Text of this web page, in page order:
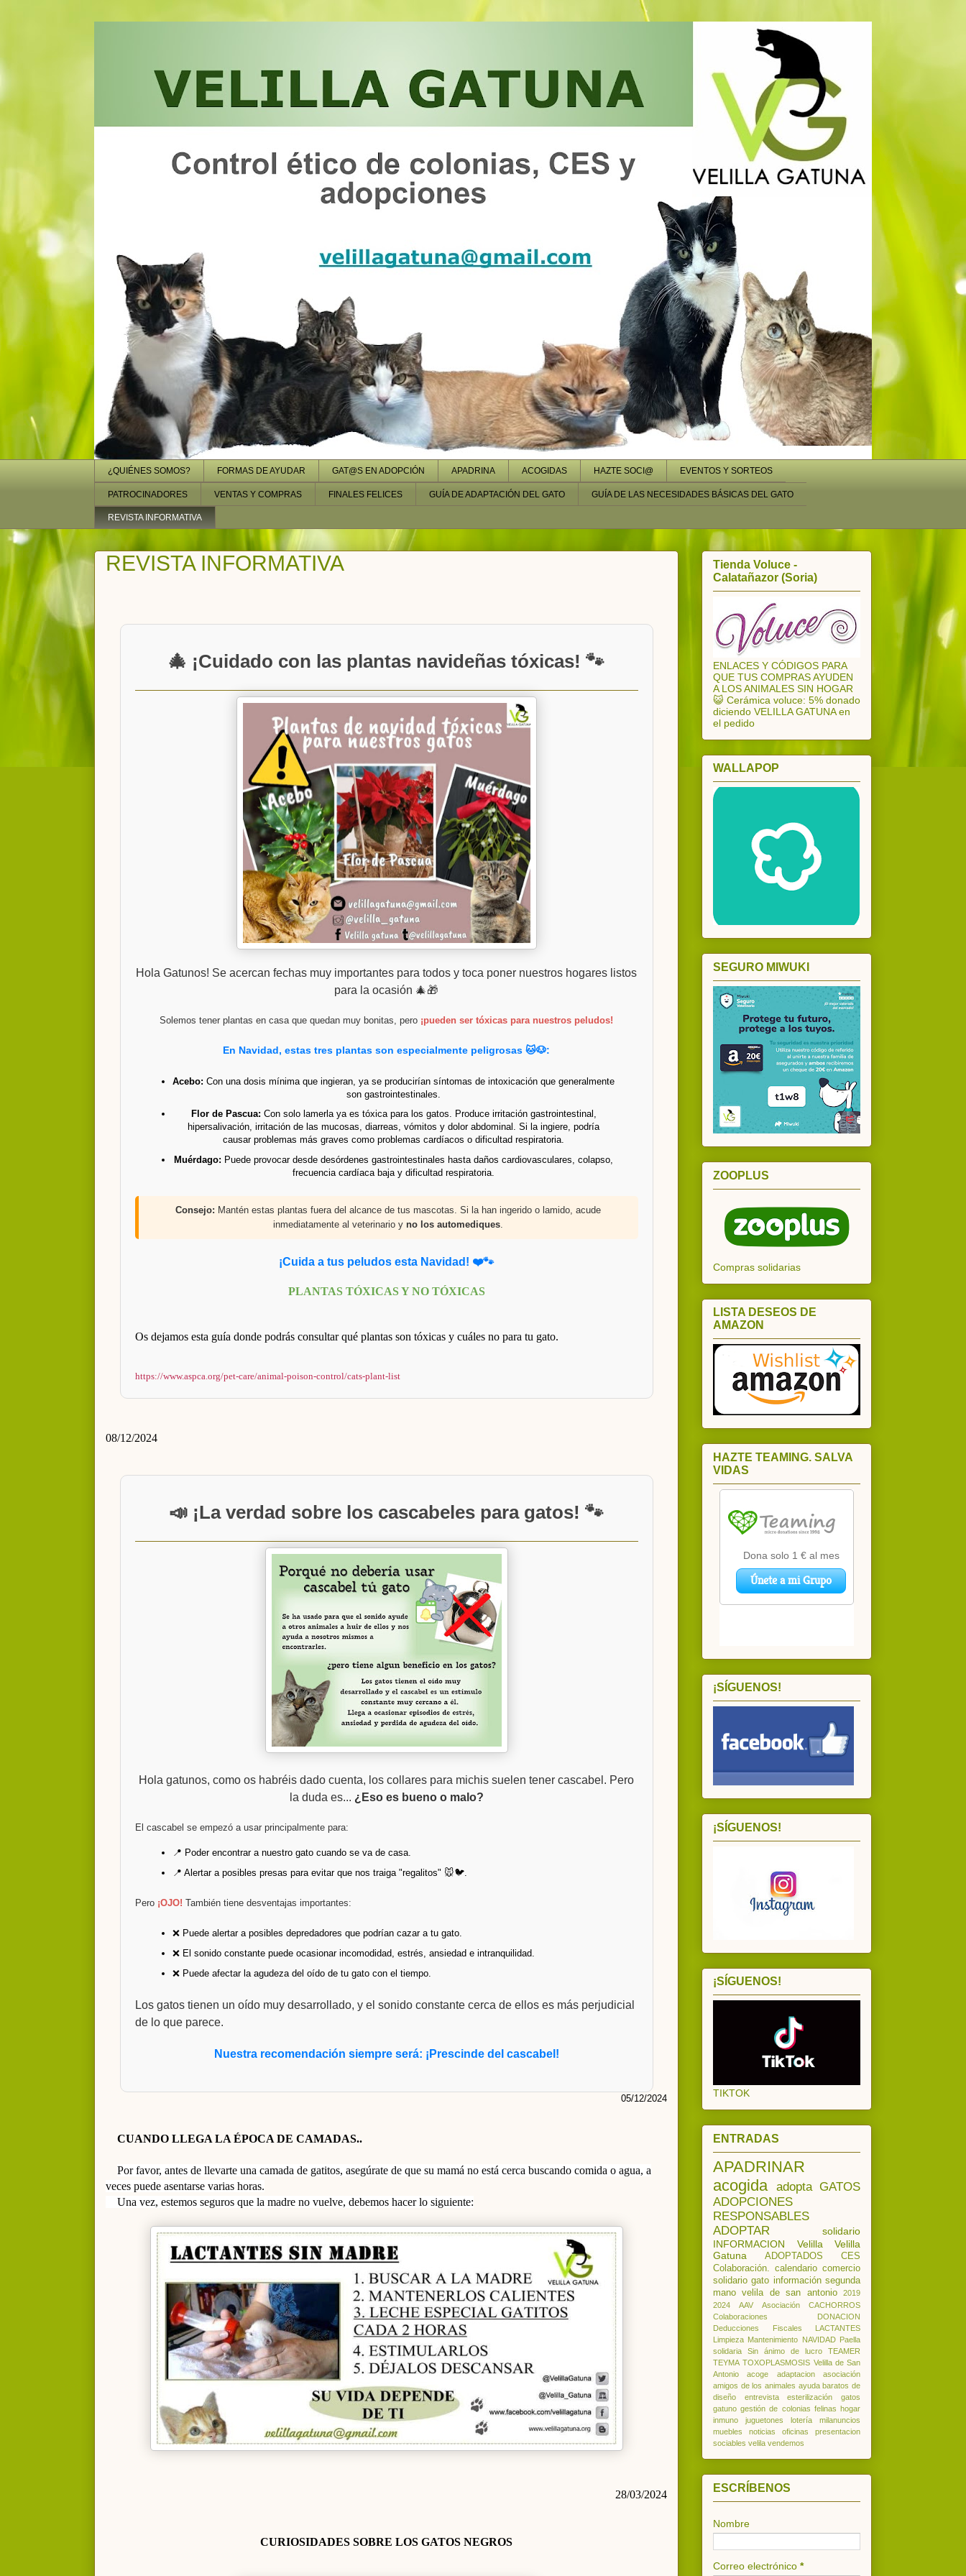
¿QUIÉNES SOMOS? FORMAS DE AYUDAR GAT@S EN ADOPCIÓN APADRINA ACOGIDAS HAZTE SOCI@ EVENTOS Y SORTEOS
PATROCINADORES VENTAS Y COMPRAS FINALES FELICES GUÍA DE ADAPTACIÓN DEL GATO GUÍA DE LAS NECESIDADES BÁSICAS DEL GATO
REVISTA INFORMATIVA
REVISTA INFORMATIVA
🎄 ¡Cuidado con las plantas navideñas tóxicas! 🐾
Hola Gatunos! Se acercan fechas muy importantes para todos y toca poner nuestros hogares listos
para la ocasión 🎄🎁
Solemos tener plantas en casa que quedan muy bonitas, pero ¡pueden ser tóxicas para nuestros peludos!
En Navidad, estas tres plantas son especialmente peligrosas 🐱🐶:
Acebo: Con una dosis mínima que ingieran, ya se producirían síntomas de intoxicación que generalmente
son gastrointestinales.
Flor de Pascua: Con solo lamerla ya es tóxica para los gatos. Produce irritación gastrointestinal,
hipersalivación, irritación de las mucosas, diarreas, vómitos y dolor abdominal. Si la ingiere, podría
causar problemas más graves como problemas cardíacos o dificultad respiratoria.
Muérdago: Puede provocar desde desórdenes gastrointestinales hasta daños cardiovasculares, colapso,
frecuencia cardíaca baja y dificultad respiratoria.
Consejo: Mantén estas plantas fuera del alcance de tus mascotas. Si la han ingerido o lamido, acude
inmediatamente al veterinario y no los automediques.
¡Cuida a tus peludos esta Navidad! ❤️🐾
PLANTAS TÓXICAS Y NO TÓXICAS
Os dejamos esta guía donde podrás consultar qué plantas son tóxicas y cuáles no para tu gato.
https://www.aspca.org/pet-care/animal-poison-control/cats-plant-list
08/12/2024
📣 ¡La verdad sobre los cascabeles para gatos! 🐾
Hola gatunos, como os habréis dado cuenta, los collares para michis suelen tener cascabel. Pero
la duda es... ¿Eso es bueno o malo?
El cascabel se empezó a usar principalmente para:
📍 Poder encontrar a nuestro gato cuando se va de casa.
📍 Alertar a posibles presas para evitar que nos traiga "regalitos" 🐭🐦.
Pero ¡OJO! También tiene desventajas importantes:
❌ Puede alertar a posibles depredadores que podrían cazar a tu gato.
❌ El sonido constante puede ocasionar incomodidad, estrés, ansiedad e intranquilidad.
❌ Puede afectar la agudeza del oído de tu gato con el tiempo.
Los gatos tienen un oído muy desarrollado, y el sonido constante cerca de ellos es más perjudicial
de lo que parece.
Nuestra recomendación siempre será: ¡Prescinde del cascabel!
05/12/2024
CUANDO LLEGA LA ÉPOCA DE CAMADAS..
Por favor, antes de llevarte una camada de gatitos, asegúrate de que su mamá no está cerca buscando comida o agua, a
veces puede asentarse varias horas.
Una vez, estemos seguros que la madre no vuelve, debemos hacer lo siguiente:
28/03/2024
CURIOSIDADES SOBRE LOS GATOS NEGROS
Tienda Voluce -
Calatañazor (Soria)
ENLACES Y CÓDIGOS PARA
QUE TUS COMPRAS AYUDEN
A LOS ANIMALES SIN HOGAR
😺 Cerámica voluce: 5% donado
diciendo VELILLA GATUNA en
el pedido
WALLAPOP
SEGURO MIWUKI
ZOOPLUS
Compras solidarias
LISTA DESEOS DE
AMAZON
HAZTE TEAMING. SALVA
VIDAS
¡SÍGUENOS!
¡SÍGUENOS!
¡SÍGUENOS!
TIKTOK
ENTRADAS
APADRINAR
acogida
adopta GATOS
ADOPCIONES
RESPONSABLES
ADOPTAR
solidario
INFORMACION
Velilla
Velilla
Gatuna
ADOPTADOS
CES
Colaboración. calendario comercio
solidario gato información segunda
mano
velila de san antonio
2019
2024
AAV Asociación
CACHORROS
Colaboraciones
DONACION
Deducciones
Fiscales
LACTANTES
Limpieza Mantenimiento NAVIDAD Paella
solidaria
Sin ánimo de lucro
TEAMER
TEYMA TOXOPLASMOSIS Velilla de San
Antonio
acoge adaptacion
asociación
amigos de los animales ayuda baratos de
diseño
entrevista esterilización
gatos
gatuno gestión de colonias felinas hogar
inmuno
juguetones lotería
milanuncios
muebles
noticias oficinas
presentacion
sociables velila vendemos
ESCRÍBENOS
Nombre
Correo electrónico *